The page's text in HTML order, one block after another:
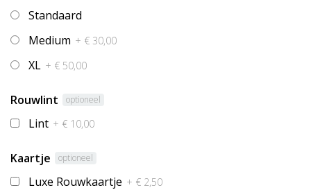
Standaard
Medium + € 30,00
XL + € 50,00
Rouwlint optioneel
Lint + € 10,00
Kaartje optioneel
Luxe Rouwkaartje + € 2,50